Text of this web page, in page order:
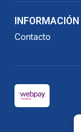
INFORMACIÓN
Contacto